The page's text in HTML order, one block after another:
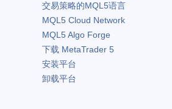
交易策略的MQL5语言
MQL5 Cloud Network
MQL5 Algo Forge
下载 MetaTrader 5
安装平台
卸载平台